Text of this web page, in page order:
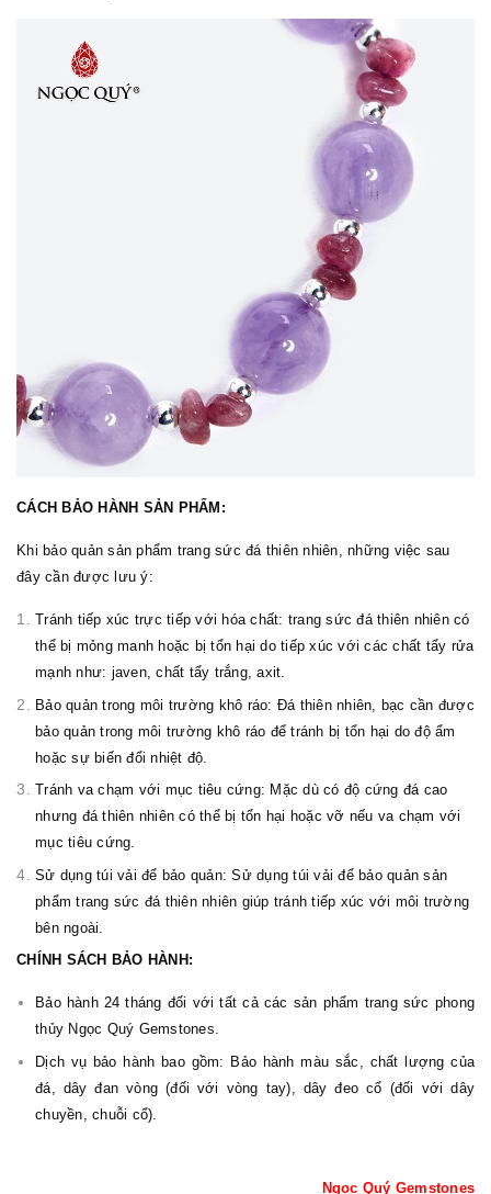
CÁCH BẢO HÀNH SẢN PHẨM:
Khi bảo quản sản phẩm trang sức đá thiên nhiên, những việc sau
đây cần được lưu ý:
Tránh tiếp xúc trực tiếp với hóa chất: trang sức đá thiên nhiên có
thể bị mỏng manh hoặc bị tổn hại do tiếp xúc với các chất tẩy rửa
mạnh như: javen, chất tẩy trắng, axit.
Bảo quản trong môi trường khô ráo: Đá thiên nhiên, bạc cần được
bảo quản trong môi trường khô ráo để tránh bị tổn hại do độ ẩm
hoặc sự biến đổi nhiệt độ.
Tránh va chạm với mục tiêu cứng: Mặc dù có độ cứng đá cao
nhưng đá thiên nhiên có thể bị tổn hại hoặc vỡ nếu va chạm với
mục tiêu cứng.
Sử dụng túi vải để bảo quản: Sử dụng túi vải để bảo quản sản
phẩm trang sức đá thiên nhiên giúp tránh tiếp xúc với môi trường
bên ngoài.
CHÍNH SÁCH BẢO HÀNH:
Bảo hành 24 tháng đối với tất cả các sản phẩm trang sức phong
thủy Ngọc Quý Gemstones.
Dịch vụ bảo hành bao gồm: Bảo hành màu sắc, chất lượng của
đá, dây đan vòng (đối với vòng tay), dây đeo cổ (đối với dây
chuyền, chuỗi cổ).
Ngọc Quý Gemstones